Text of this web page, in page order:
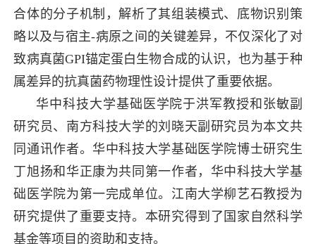
合体的分子机制，解析了其组装模式、底物识别策
略以及与宿主-病原之间的关键差异，不仅深化了对
致病真菌GPI锚定蛋白生物合成的认识，也为基于种
属差异的抗真菌药物理性设计提供了重要依据。
华中科技大学基础医学院于洪军教授和张敏副
研究员、南方科技大学的刘晓天副研究员为本文共
同通讯作者。华中科技大学基础医学院博士研究生
丁旭扬和华正康为共同第一作者，华中科技大学基
础医学院为第一完成单位。江南大学柳艺石教授为
研究提供了重要支持。本研究得到了国家自然科学
基金等项目的资助和支持。